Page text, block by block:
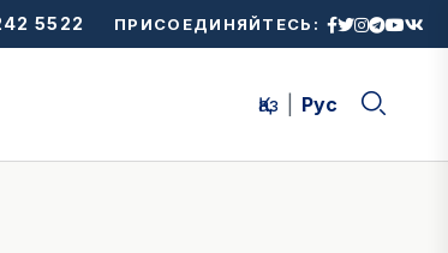
5522 ПРИСОЕДИНЯЙТЕСЬ:
Қаз Рус